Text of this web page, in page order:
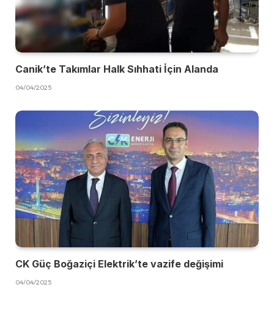
Canik’te Takımlar Halk Sıhhati İçin Alanda
04/04/2025
CK Güç Boğaziçi Elektrik’te vazife değişimi
04/04/2025